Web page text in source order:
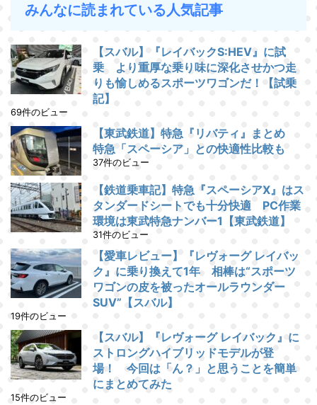
みんなに読まれている人気記事
【スバル】『レイバックS:HEV』に試
乗 より重厚な乗り味に深化させかつ走
りも愉しめるスポーツワゴンだ！【試乗
記】
69件のビュー
【東武鉄道】特急『リバティ』まとめ
特急「スペーシア」との快適性比較も
37件のビュー
【鉄道乗車記】特急『スペーシアX』はス
タンダードシートでも十分快適 PC作業
環境は東武特急ナンバー1【東武鉄道】
31件のビュー
【愛車レビュー】『レヴォーグ レイバッ
ク』に乗り換えて1年 相棒は“スポーツ
ワゴンの皮を被ったオールラウンダー
SUV”【スバル】
19件のビュー
【スバル】『レヴォーグ レイバック』に
ストロングハイブリッドモデルが登
場！ 今回は「ん？」と思うことを簡単
にまとめてみた
15件のビュー